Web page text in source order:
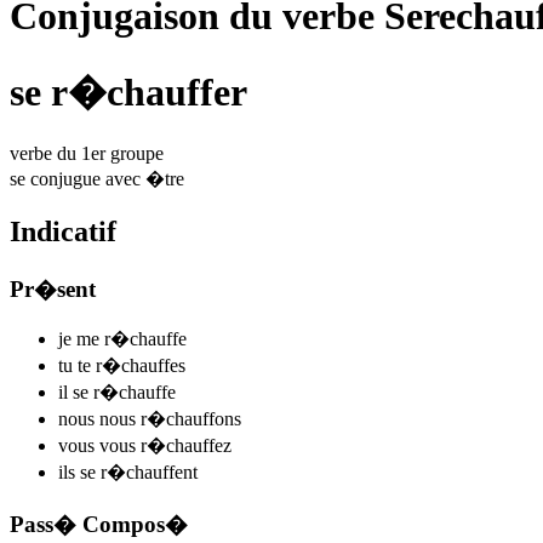
Conjugaison du verbe
se r�chauffer
verbe du 1er groupe
se conjugue avec �tre
Indicatif
Pr�sent
je me r�chauffe
tu te r�chauffes
il se r�chauffe
nous nous r�chauffons
vous vous r�chauffez
ils se r�chauffent
Pass� Compos�